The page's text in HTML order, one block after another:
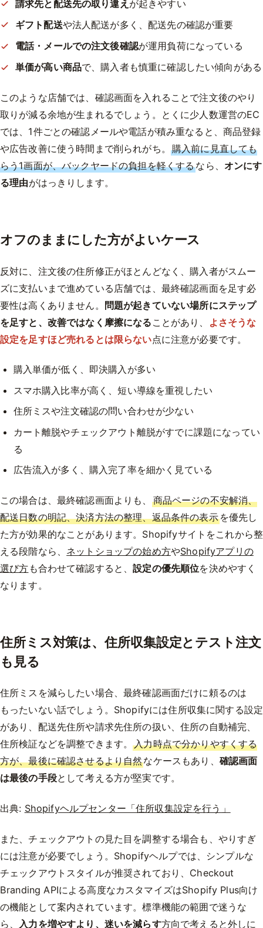
請求先と配送先の取り違え が起きやすい
ギフト配送や法人配送が多く、配送先の確認が重要
電話・メールでの注文後確認が運用負荷になっている
単価が高い商品で、購入者も慎重に確認したい傾向がある
このような店舗では、確認画面を入れることで注文後のやり
取りが減る余地が生まれるでしょう。とくに少人数運営のEC
では、1件ごとの確認メールや電話が積み重なると、商品登録
や広告改善に使う時間まで削られがち。 購入前に見直しても
らう1画面が、バックヤードの負担を軽くするなら、 オンにす
る理由がはっきりします。
オフのままにした方がよいケース
反対に、注文後の住所修正がほとんどなく、購入者がスムー
ズに支払いまで進めている店舗では、最終確認画面を足す必
要性は高くありません。 問題が起きていない場所にステップ
を足すと、改善ではなく摩擦になる ことがあり、
よさそうな
設定を足すほど売れるとは限らない点に注意が必要です。
購入単価が低く、即決購入が多い
スマホ購入比率が高く、短い導線を重視したい
住所ミスや注文確認の問い合わせが少ない
カート離脱やチェックアウト離脱がすでに課題になってい
る
広告流入が多く、購入完了率を細かく見ている
この場合は、最終確認画面よりも、 商品ページの不安解消、
配送日数の明記、決済方法の整理、返品条件の表示を優先し
た方が効果的なことがあります。Shopifyサイトをこれから整
える段階なら、 ネットショップの始め方やShopifyアプリの
選び方 も合わせて確認すると、設定の優先順位を決めやすく
なります。
住所ミス対策は、住所収集設定とテスト注文
も見る
住所ミスを減らしたい場合、最終確認画面だけに頼るのは
もったいない話でしょう。Shopifyには住所収集に関する設定
があり、配送先住所や請求先住所の扱い、住所の自動補完、
住所検証などを調整できます。入力時点で分かりやすくする
方が、最後に確認させるより自然なケースもあり、 確認画面
は最後の手段として考える方が堅実です。
出典: Shopifyヘルプセンター「住所収集設定を行う」
また、チェックアウトの見た目を調整する場合も、やりすぎ
には注意が必要でしょう。Shopifyヘルプでは、シンプルな
チェックアウトスタイルが推奨されており、Checkout
Branding APIによる高度なカスタマイズはShopify Plus向け
の機能として案内されています。標準機能の範囲で迷うな
ら、
入力を増やすより、迷いを減らす方向で考えると外しに